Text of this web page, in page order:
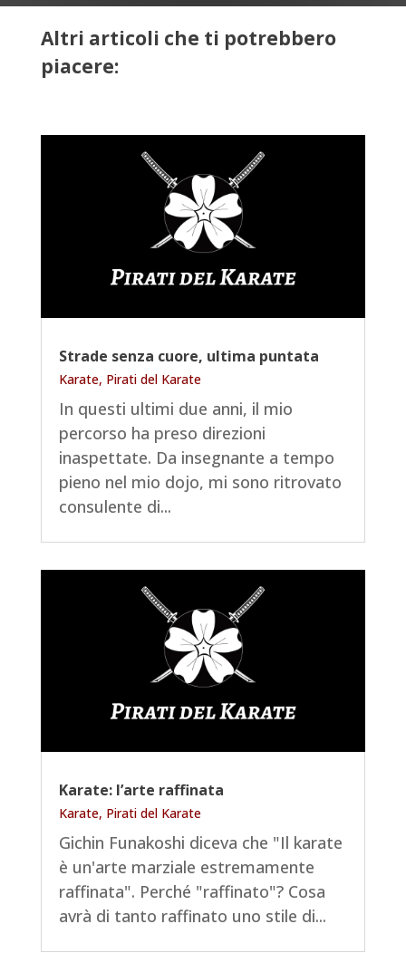
Altri articoli che ti potrebbero
piacere:
Strade senza cuore, ultima puntata
Karate, Pirati del Karate
In questi ultimi due anni, il mio
percorso ha preso direzioni
inaspettate. Da insegnante a tempo
pieno nel mio dojo, mi sono ritrovato
consulente di...
Karate: l’arte raffinata
Karate, Pirati del Karate
Gichin Funakoshi diceva che "Il karate
è un'arte marziale estremamente
raffinata". Perché "raffinato"? Cosa
avrà di tanto raffinato uno stile di...